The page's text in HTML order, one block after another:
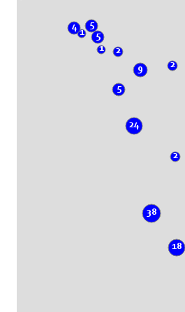
1
1
4 5
5
2
18
2
38
9
5
24
2